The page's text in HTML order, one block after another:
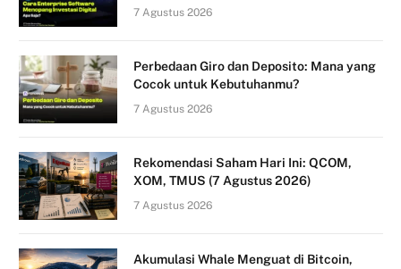
7 Agustus 2026
Perbedaan Giro dan Deposito: Mana yang
Cocok untuk Kebutuhanmu?
7 Agustus 2026
Rekomendasi Saham Hari Ini: QCOM,
XOM, TMUS (7 Agustus 2026)
7 Agustus 2026
Akumulasi Whale Menguat di Bitcoin,